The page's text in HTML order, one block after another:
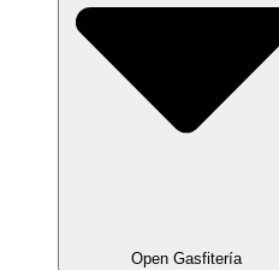
Open Gasfitería